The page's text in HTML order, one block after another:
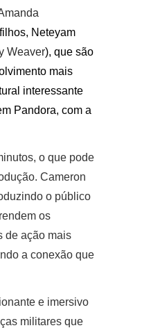
Neteyam
Weaver), que são
mais
interessante
Pandora, com a
o que pode
Cameron
o público
os
de ação mais
a conexão que
e imersivo
militares que